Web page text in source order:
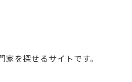
を探せるサイトです。